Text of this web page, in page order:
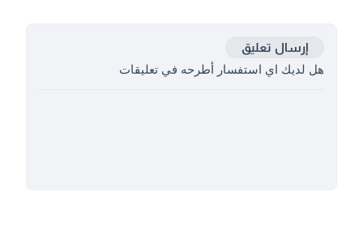
إرسال تعليق
هل لديك اي استفسار أطرحه في تعليقات